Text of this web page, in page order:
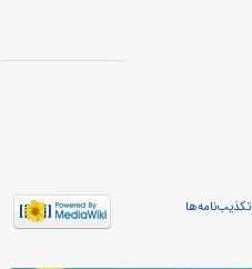
تکذیب‌نامه‌ها